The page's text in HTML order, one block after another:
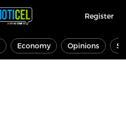
Register
Economy Opinions